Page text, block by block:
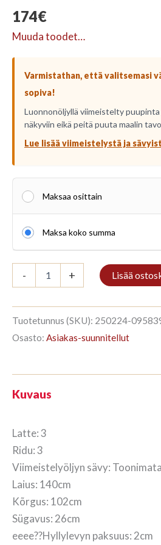
174€
Muuda toodet…
Varmistathan, että valitsemasi
sopiva!
Luonnonöljyllä viimeistelty
näkyviin eikä peitä puuta maalin
Lue lisää viimeistelystä ja
Maksaa osittain
Maksa koko summa
-
3/3
Toonimata
õli
+ Lisää
Tuotetunnus (SKU): 250224-
Osasto: Asiakas-suunnitellut
Kuvaus
Latte: 3
Ridu: 3
Viimeistelyöljyn sävy:
Laius: 140cm
Kõrgus: 102cm
Sügavus: 26cm
eeee??Hyllylevyn paksuus: 2cm